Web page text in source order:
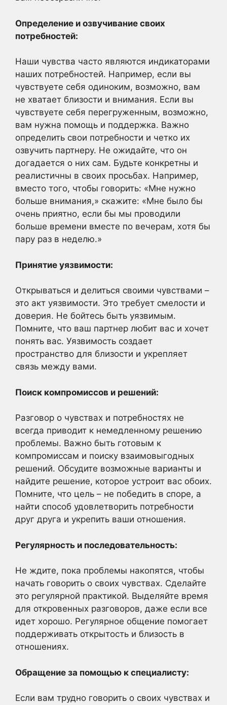
Определение и озвучивание своих
потребностей:
Наши чувства часто являются индикаторами
наших потребностей. Например, если вы
чувствуете себя одиноким, возможно, вам
не хватает близости и внимания. Если вы
чувствуете себя перегруженным, возможно,
вам нужна помощь и поддержка. Важно
определить свои потребности и четко их
озвучить партнеру. Не ожидайте, что он
догадается о них сам. Будьте конкретны и
реалистичны в своих просьбах. Например,
вместо того, чтобы говорить: «Мне нужно
больше внимания,» скажите: «Мне было бы
очень приятно, если бы мы проводили
больше времени вместе по вечерам, хотя бы
пару раз в неделю.»
Принятие уязвимости:
Открываться и делиться своими чувствами –
это акт уязвимости. Это требует смелости и
доверия. Не бойтесь быть уязвимым.
Помните, что ваш партнер любит вас и хочет
понять вас. Уязвимость создает
пространство для близости и укрепляет
связь между вами.
Поиск компромиссов и решений:
Разговор о чувствах и потребностях не
всегда приводит к немедленному решению
проблемы. Важно быть готовым к
компромиссам и поиску взаимовыгодных
решений. Обсудите возможные варианты и
найдите решение, которое устроит вас обоих.
Помните, что цель – не победить в споре, а
найти способ удовлетворить потребности
друг друга и укрепить ваши отношения.
Регулярность и последовательность:
Не ждите, пока проблемы накопятся, чтобы
начать говорить о своих чувствах. Сделайте
это регулярной практикой. Выделяйте время
для откровенных разговоров, даже если все
идет хорошо. Регулярное общение помогает
поддерживать открытость и близость в
отношениях.
Обращение за помощью к специалисту:
Если вам трудно говорить о своих чувствах и